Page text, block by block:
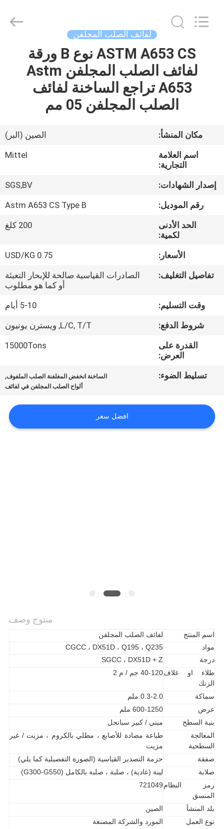
منزل،
معلومات
جولة
المعمل
مراقبة
الجودة
اتصل
أخبار
حالات
COMPANY
NEWS
INDUSTRIAL
لفائف الصلب المجلفن
ASTM A653 CS نوع B ورقة
لفائف الصلب المجلفن Astm
A653 تراجع الساخنة لفائف
الصلب المجلفن 05 مم
مكان المنشأ:
الصين (البر)
اسم العلامة
التجارية:
Mittel
إصدار الشهادات:
SGS,BV
رقم الموديل:
Astm A653 CS Type B
الحد الأدنى
لكمية:
200 كلغ
الأسعار:
0.75 USD/KG
تفاصيل التغليف:
الصادرات القياسية صالحة للإبحار التعبئة
أو كما هو مطلوب
وقت التسليم:
5-10 أيام
شروط الدفع:
L/C, T/T, ويسترن يونيون
القدرة على
العرض:
15000Tons
تسليط الضوء: الساخنة انخفض المغلفنة الصلب الملفوف,
ألواح الصلب المجلفن في لفائف
افضل سعر
منتوج وصف
اسم المنتج
لفائف الصلب المجلفن
مواد
CGCC ، DX51D ، Q195 ، Q235
درجة
SGCC ، DX51D + Z
طلاء او غلاف
الزنك
40-120 جم / م 2
سماكة
0.3-2.0 ملم
عرض
600-1250 ملم
بنية السطح
ميني / كبير سبانجل
المعالجة
السطحية
طباعة مضادة للأصابع ، مطلي بالكروم ، مزيت / غير
مزيت
صفقة
حزمة التصدير القياسية (الصورة التفصيلية كما يلي)
صلابة
لينة (عادية) ، صلبة ، صلبة بالكامل (G300-G550)
رمز النظام
المنسق
721049
بلد المنشأ
الصين
نوع العمل
المورد والشركة المصنعة